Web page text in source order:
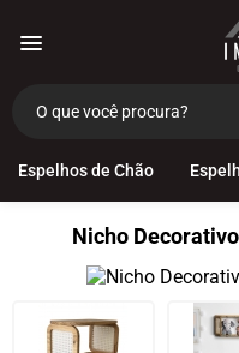
Espelhos de Chão
Nicho